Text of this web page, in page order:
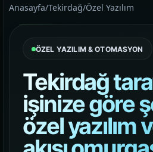
Müşteri
Anasayfa/Tekirdağ/Özel Yazılım
ÖZEL YAZILIM & OTOMASYON
Tekirdağ
işinize göre
özel yazılım